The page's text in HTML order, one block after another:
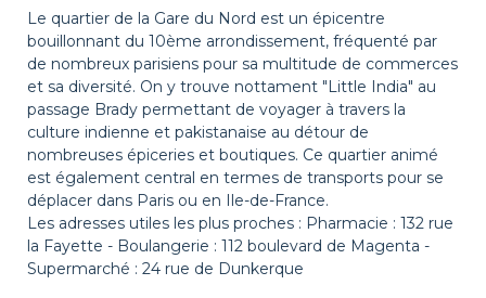
Le quartier de la Gare du Nord est un épicentre
bouillonnant du 10ème arrondissement, fréquenté par
de nombreux parisiens pour sa multitude de commerces
et sa diversité. On y trouve nottament "Little India" au
passage Brady permettant de voyager à travers la
culture indienne et pakistanaise au détour de
nombreuses épiceries et boutiques. Ce quartier animé
est également central en termes de transports pour se
déplacer dans Paris ou en Ile-de-France.
Les adresses utiles les plus proches : Pharmacie : 132 rue
la Fayette - Boulangerie : 112 boulevard de Magenta -
Supermarché : 24 rue de Dunkerque